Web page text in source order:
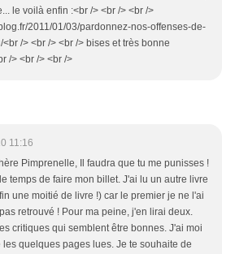
le voilà enfin :<br /> <br /> <br />
2011/01/03/pardonnez-nos-offenses-de-
/> <br /> <br /> bises et très bonne
/> <br /> <br />
11:16
Pimprenelle, Il faudra que tu me punisses !
temps de faire mon billet. J'ai lu un autre livre
une moitié de livre !) car le premier je ne l'ai
retrouvé ! Pour ma peine, j'en lirai deux.
critiques qui semblent être bonnes. J'ai moi
quelques pages lues. Je te souhaite de